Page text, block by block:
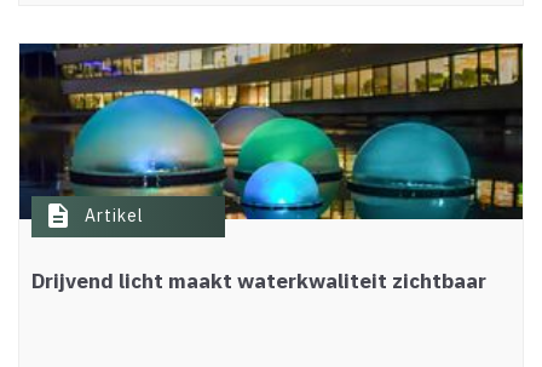
description Artikel
Drijvend licht maakt waterkwaliteit zichtbaar